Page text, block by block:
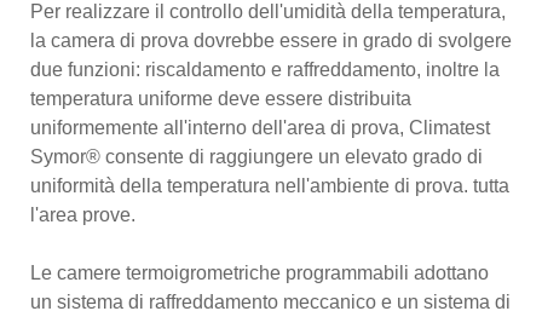
Per realizzare il controllo dell'umidità della temperatura,
la camera di prova dovrebbe essere in grado di svolgere
due funzioni: riscaldamento e raffreddamento, inoltre la
temperatura uniforme deve essere distribuita
uniformemente all'interno dell'area di prova, Climatest
Symor® consente di raggiungere un elevato grado di
uniformità della temperatura nell'ambiente di prova. tutta
l'area prove.
Le camere termoigrometriche programmabili adottano
un sistema di raffreddamento meccanico e un sistema di